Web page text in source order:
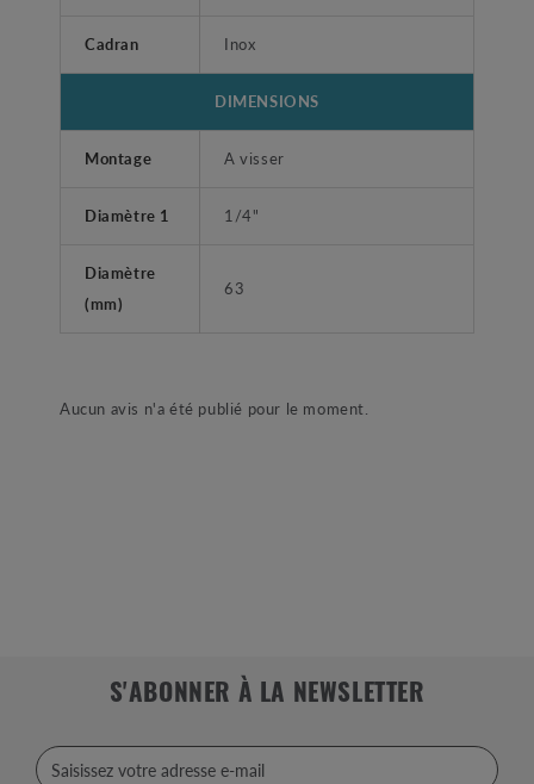
Cadran Inox
DIMENSIONS
Montage A visser
Diamètre 1 1/4"
Diamètre
(mm)
63
Aucun avis n'a été publié pour le moment.
S'ABONNER À LA NEWSLETTER